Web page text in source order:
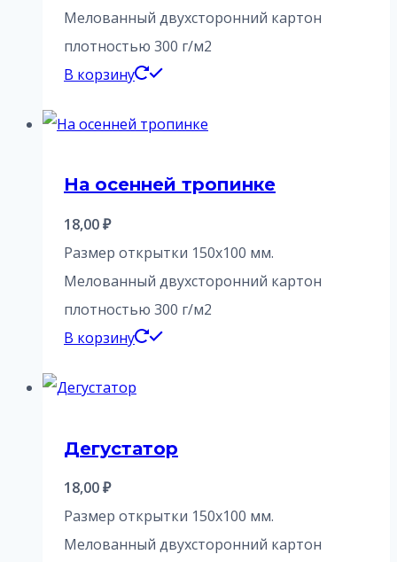
Мелованный двухсторонний картон
плотностью 300 г/м2
В корзину
На осенней тропинке
18,00₽
Размер открытки 150х100 мм.
Мелованный двухсторонний картон
плотностью 300 г/м2
В корзину
Дегустатор
18,00₽
Размер открытки 150х100 мм.
Мелованный двухсторонний картон